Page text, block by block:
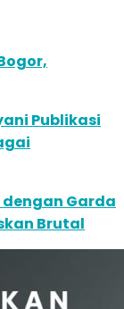
Publikasi
dengan Garda
Brutal